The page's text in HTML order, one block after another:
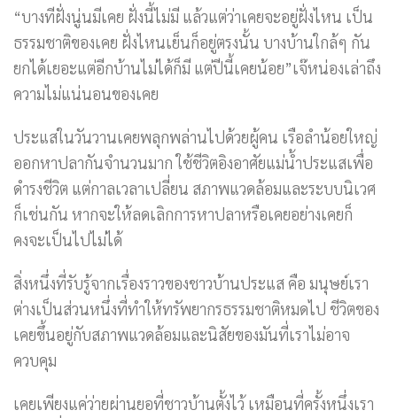
“บางทีฝั่งนู่นมีเคย ฝั่งนี้ไม่มี แล้วแต่ว่าเคยจะอยู่ฝั่งไหน เป็น
ธรรมชาติของเคย ฝั่งไหนเย็นก็อยู่ตรงนั้น บางบ้านใกล้ๆ กัน
ยกได้เยอะแต่อีกบ้านไม่ได้ก็มี แต่ปีนี้เคยน้อย”เจ๊หน่องเล่าถึง
ความไม่แน่นอนของเคย
ประแสในวันวานเคยพลุกพล่านไปด้วยผู้คน เรือลำน้อยใหญ่
ออกหาปลากันจำนวนมาก ใช้ชีวิตอิงอาศัยแม่น้ำประแสเพื่อ
ดำรงชีวิต แต่กาลเวลาเปลี่ยน สภาพแวดล้อมและระบบนิเวศ
ก็เช่นกัน หากจะให้ลดเลิกการหาปลาหรือเคยอย่างเคยก็
คงจะเป็นไปไม่ได้
สิ่งหนึ่งที่รับรู้จากเรื่องราวของชาวบ้านประแส คือ มนุษย์เรา
ต่างเป็นส่วนหนึ่งที่ทำให้ทรัพยากรธรรมชาติหมดไป ชีวิตของ
เคยขึ้นอยู่กับสภาพแวดล้อมและนิสัยของมันที่เราไม่อาจ
ควบคุม
เคยเพียงแค่ว่ายผ่านยอที่ชาวบ้านตั้งไว้ เหมือนที่ครั้งหนึ่งเรา